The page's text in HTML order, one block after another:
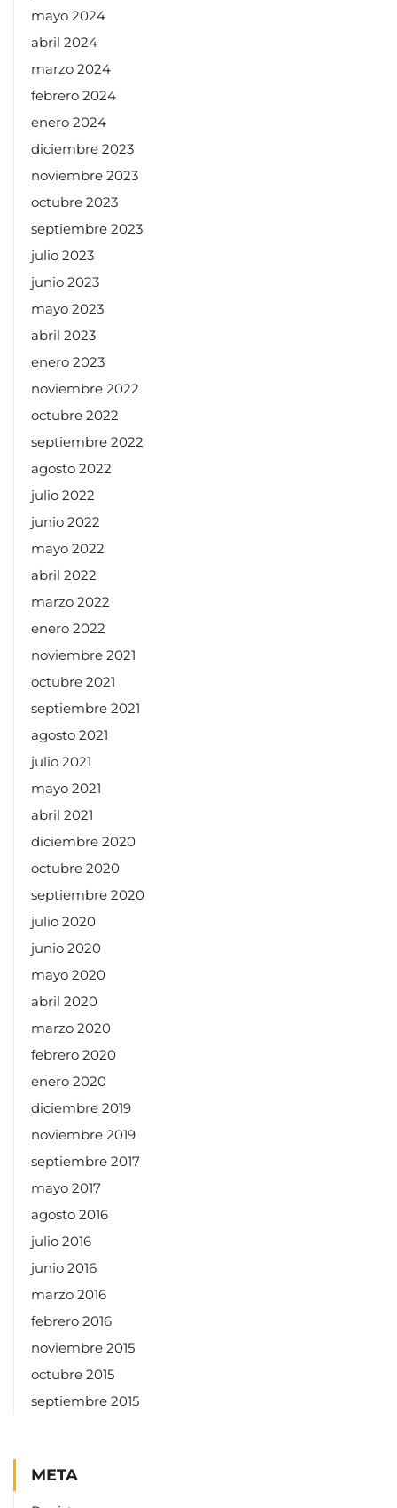
noviembre 2023
octubre 2023
septiembre 2023
julio 2023
junio 2023
mayo 2023
abril 2023
enero 2023
noviembre 2022
octubre 2022
septiembre 2022
agosto 2022
julio 2022
junio 2022
mayo 2022
abril 2022
marzo 2022
enero 2022
noviembre 2021
octubre 2021
septiembre 2021
agosto 2021
julio 2021
mayo 2021
abril 2021
diciembre 2020
octubre 2020
septiembre 2020
julio 2020
junio 2020
mayo 2020
abril 2020
marzo 2020
febrero 2020
enero 2020
diciembre 2019
noviembre 2019
septiembre 2017
mayo 2017
agosto 2016
julio 2016
junio 2016
marzo 2016
febrero 2016
noviembre 2015
octubre 2015
septiembre 2015
META
Registro
Acceder
Feed de entradas